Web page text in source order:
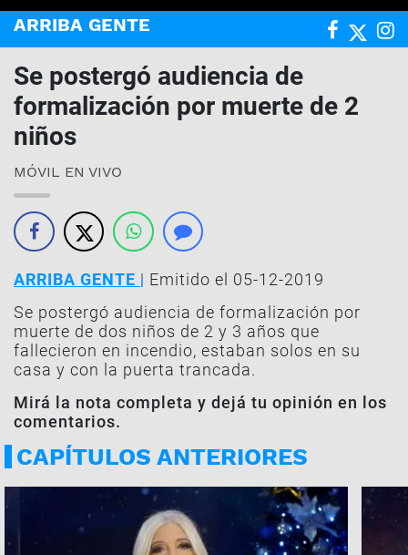
ARRIBA GENTE
Se postergó audiencia de
formalización por muerte de 2
niños
MÓVIL EN VIVO
ARRIBA GENTE | Emitido el 05-12-2019
Se postergó audiencia de formalización por
muerte de dos niños de 2 y 3 años que
fallecieron en incendio, estaban solos en su
casa y con la puerta trancada.
Mirá la nota completa y dejá tu opinión en los
comentarios.
CAPÍTULOS ANTERIORES